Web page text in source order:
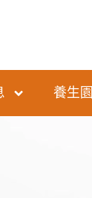
養生